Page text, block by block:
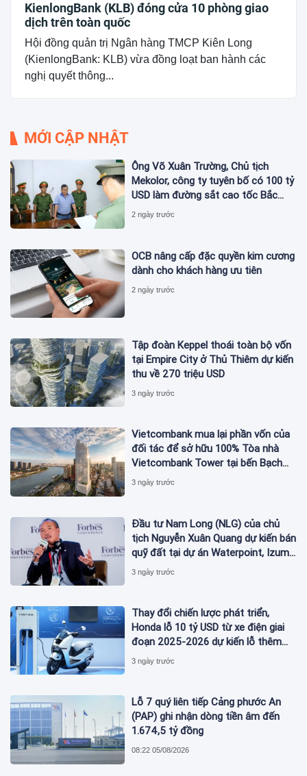
KienlongBank (KLB) đóng cửa 10 phòng giao
dịch trên toàn quốc
Hội đồng quản trị Ngân hàng TMCP Kiên Long
(KienlongBank: KLB) vừa đồng loạt ban hành các
nghị quyết thông...
MỚI CẬP NHẬT
Ông Võ Xuân Trường, Chủ tịch
Mekolor, công ty tuyên bố có 100 tỷ
USD làm đường sắt cao tốc Bắc
Nam bị bắt
2 ngày trước
OCB nâng cấp đặc quyền kim cương
dành cho khách hàng ưu tiên
2 ngày trước
Tập đoàn Keppel thoái toàn bộ vốn
tại Empire City ở Thủ Thiêm dự kiến
thu về 270 triệu USD
3 ngày trước
Vietcombank mua lại phần vốn của
đối tác để sở hữu 100% Tòa nhà
Vietcombank Tower tại bến Bạch
Đằng
3 ngày trước
Đầu tư Nam Long (NLG) của chủ
tịch Nguyễn Xuân Quang dự kiến bán
quỹ đất tại dự án Waterpoint, Izumi
City
3 ngày trước
Thay đổi chiến lược phát triển,
Honda lỗ 10 tỷ USD từ xe điện giai
đoạn 2025-2026 dự kiến lỗ thêm
3,3 tỷ USD giai đoạn 2026-2027
3 ngày trước
Lỗ 7 quý liên tiếp Cảng phước An
(PAP) ghi nhận dòng tiền âm đến
1.674,5 tỷ đồng
08:22 05/08/2026